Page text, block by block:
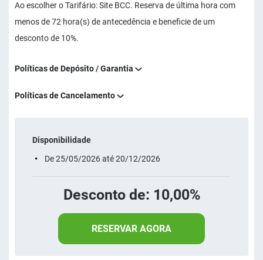
Ao escolher o Tarifário: Site BCC. Reserva de última hora com
menos de 72 hora(s) de antecedência e beneficie de um
desconto de 10%.
Políticas de Depósito / Garantia
Políticas de Cancelamento
Disponibilidade
De 25/05/2026 até 20/12/2026
Desconto de: 10,00%
RESERVAR AGORA